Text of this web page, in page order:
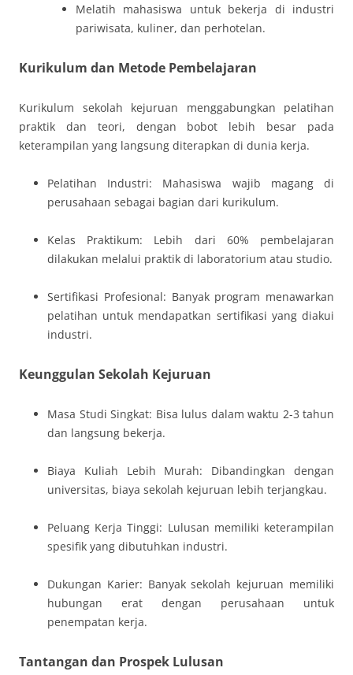
Melatih mahasiswa untuk bekerja di industri
pariwisata, kuliner, dan perhotelan.
Kurikulum dan Metode Pembelajaran
Kurikulum sekolah kejuruan menggabungkan pelatihan
praktik dan teori, dengan bobot lebih besar pada
keterampilan yang langsung diterapkan di dunia kerja.
Pelatihan Industri: Mahasiswa wajib magang di
perusahaan sebagai bagian dari kurikulum.
Kelas Praktikum: Lebih dari 60% pembelajaran
dilakukan melalui praktik di laboratorium atau studio.
Sertifikasi Profesional: Banyak program menawarkan
pelatihan untuk mendapatkan sertifikasi yang diakui
industri.
Keunggulan Sekolah Kejuruan
Masa Studi Singkat: Bisa lulus dalam waktu 2-3 tahun
dan langsung bekerja.
Biaya Kuliah Lebih Murah: Dibandingkan dengan
universitas, biaya sekolah kejuruan lebih terjangkau.
Peluang Kerja Tinggi: Lulusan memiliki keterampilan
spesifik yang dibutuhkan industri.
Dukungan Karier: Banyak sekolah kejuruan memiliki
hubungan erat dengan perusahaan untuk
penempatan kerja.
Tantangan dan Prospek Lulusan